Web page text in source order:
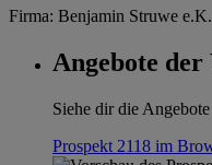
Firma: Benjamin Struwe
Angebote der
Siehe dir die
Prospekt 2118 im